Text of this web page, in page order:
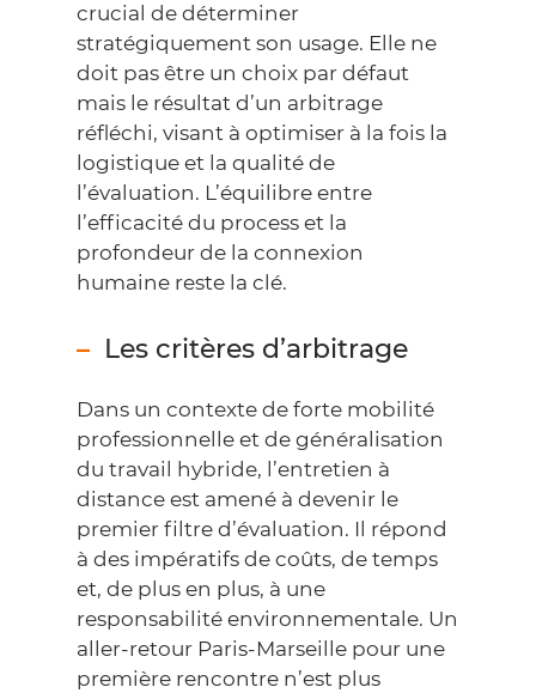
crucial de déterminer
stratégiquement son usage. Elle ne
doit pas être un choix par défaut
mais le résultat d’un arbitrage
réfléchi, visant à optimiser à la fois la
logistique et la qualité de
l’évaluation. L’équilibre entre
l’efficacité du process et la
profondeur de la connexion
humaine reste la clé.
Les critères d’arbitrage
Dans un contexte de forte mobilité
professionnelle et de généralisation
du travail hybride, l’entretien à
distance est amené à devenir le
premier filtre d’évaluation. Il répond
à des impératifs de coûts, de temps
et, de plus en plus, à une
responsabilité environnementale. Un
aller-retour Paris-Marseille pour une
première rencontre n’est plus